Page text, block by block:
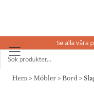
Se alla våra
Hem > Möbler > Bord >